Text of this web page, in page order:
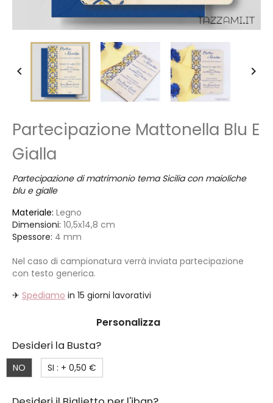
 
Partecipazione Mattonella Blu E
Gialla
Partecipazione di matrimonio tema Sicilia con maioliche
blu e gialle
Materiale: Legno
Dimensioni: 10,5x14,8 cm
Spessore: 4 mm
Nel caso di campionatura verrà inviata partecipazione
con testo generica.
✈ Spediamo in 15 giorni lavorativi
Personalizza
Desideri la Busta?
NO SI : + 0,50 €